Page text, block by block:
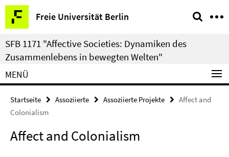
Springe
direkt
zu
Inhalt
Freie Universität Berlin
Service-
Navigation
SFB 1171 "Affective Societies: Dynamiken des
Zusammenlebens in bewegten Welten"
MENÜ
Startseite Assoziierte Assoziierte Projekte
Affect and
Colonialism
Affect and Colonialism